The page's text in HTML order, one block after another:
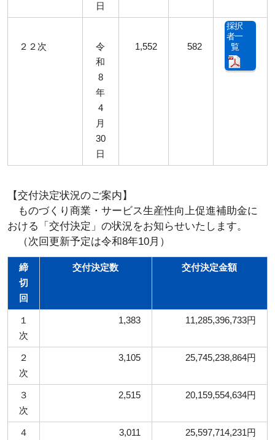
日
２２次
令
和
8
年
4
月
30
日
1,552 582
採択
者一
覧
【交付決定状況のご案内】
ものづくり商業・サービス生産性向上促進補助金に
おける「交付決定」の状況をお知らせいたします。
（次回更新予定は令和8年10月）
締
切
回
交付決定数 交付決定金額
１
次
1,383 11,285,396,733円
２
次
3,105 25,745,238,864円
３
次
2,515 20,159,554,634円
４ 3,011 25,597,714,231円